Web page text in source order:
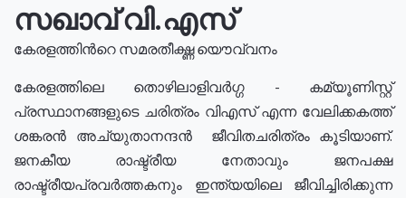
സഖാവ് വി.എസ്
കേരളത്തിൻറെ സമരതീക്ഷ്ണ യൌവ്വനം
കേരളത്തിലെ തൊഴിലാളിവർഗ്ഗ - കമ്യൂണിസ്റ്റ്
പ്രസ്ഥാനങ്ങളുടെ ചരിത്രം വിഎസ് എന്ന വേലിക്കകത്ത്
ശങ്കരൻ അച്യുതാനന്ദൻ ജീവിതചരിത്രം കൂടിയാണ്.
ജനകീയ രാഷ്ട്രീയ നേതാവും ജനപക്ഷ
രാഷ്ട്രീയപ്രവർത്തകനും ഇന്ത്യയിലെ ജീവിച്ചിരിക്കുന്ന